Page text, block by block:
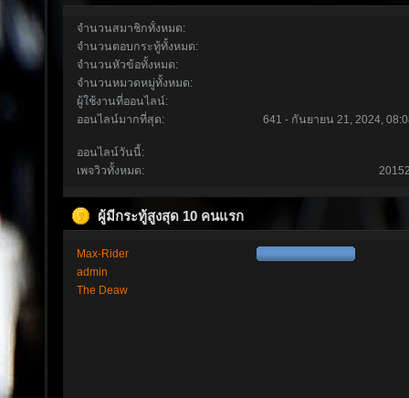
จำนวนสมาชิกทั้งหมด:
จำนวนตอบกระทู้ทั้งหมด:
จำนวนหัวข้อทั้งหมด:
จำนวนหมวดหมู่ทั้งหมด:
ผู้ใช้งานที่ออนไลน์:
ออนไลน์มากที่สุด:
641 - กันยายน 21, 2024,
ออนไลน์วันนี้:
เพจวิวทั้งหมด:
ผู้มีกระทู้สูงสุด 10 คนแรก
Max-Rider
admin
The Deaw